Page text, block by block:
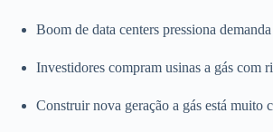
Boom de data centers pressiona
Investidores compram usinas a gás com
Construir nova geração a gás está muito